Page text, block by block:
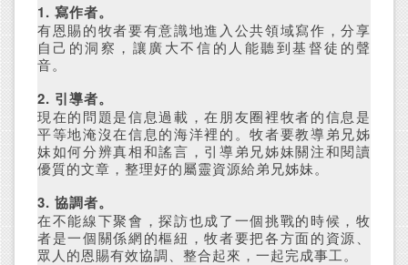
1. 寫作者。
有恩賜的牧者要有意識地進入公共領域寫作，分享
自己的洞察，讓廣大不信的人能聽到基督徒的聲
音。
2. 引導者。
現在的問題是信息過載，在朋友圈裡牧者的信息是
平等地淹沒在信息的海洋裡的。牧者要教導弟兄姊
妹如何分辨真相和謠言，引導弟兄姊妹關注和閱讀
優質的文章，整理好的屬靈資源給弟兄姊妹。
3. 協調者。
在不能線下聚會，探訪也成了一個挑戰的時候，牧
者是一個關係網的樞紐，牧者要把各方面的資源、
眾人的恩賜有效協調、整合起來，一起完成事工。